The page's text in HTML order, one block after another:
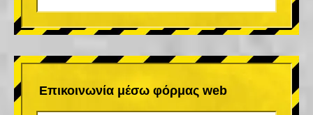
Επικοινωνία μέσω φόρμας web